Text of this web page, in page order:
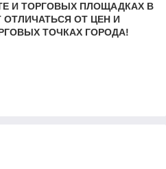
И ТОРГОВЫХ ПЛОЩАДКАХ В
ОТЛИЧАТЬСЯ ОТ ЦЕН И
ТОЧКАХ ГОРОДА!